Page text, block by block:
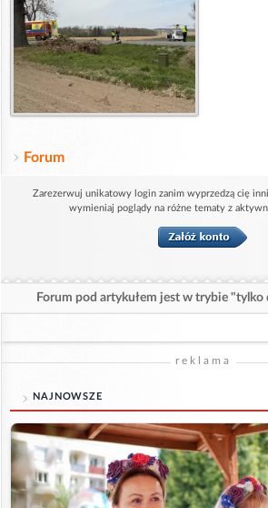
Forum
Zarezerwuj unikatowy login zanim wyprzedzą cię
wymieniaj poglądy na różne tematy z
Forum pod artykułem jest w trybie "tylko
reklama
NAJNOWSZE